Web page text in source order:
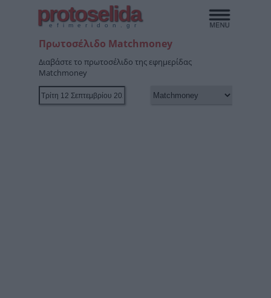
protoselida
efimeridon.gr
Πρωτοσέλιδο Matchmoney
Διαβάστε το πρωτοσέλιδο της εφημερίδας
Matchmoney